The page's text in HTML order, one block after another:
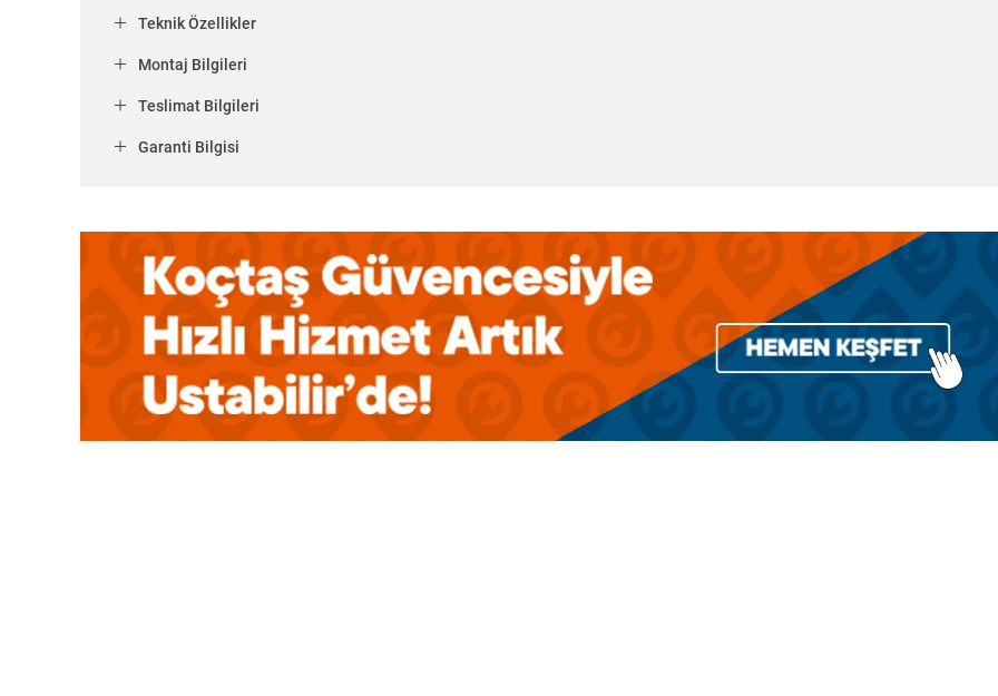
Teknik Özellikler
Montaj Bilgileri
Teslimat Bilgileri
Garanti Bilgisi